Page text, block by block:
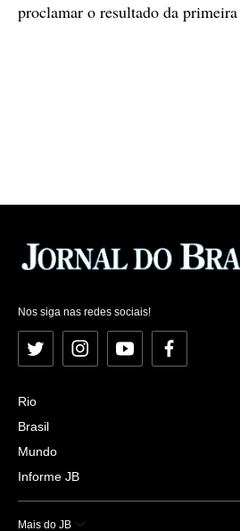
proclamar o resultado da primeira
Nos siga nas redes sociais!
Twitter InstagramYouTubeFacebook
Rio
Brasil
Mundo
Informe JB
Mais do JB